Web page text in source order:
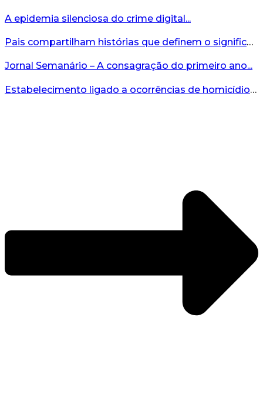
A epidemia silenciosa do crime digital...
Pais compartilham histórias que definem o significado da missão...
Jornal Semanário – A consagração do primeiro ano...
Estabelecimento ligado a ocorrências de homicídio é interditado durante fiscalização em Bento...